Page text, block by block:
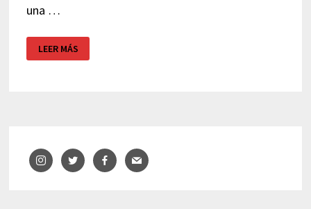
una …
CAIXAFORUM
BARCELONA
–
LEER MÁS